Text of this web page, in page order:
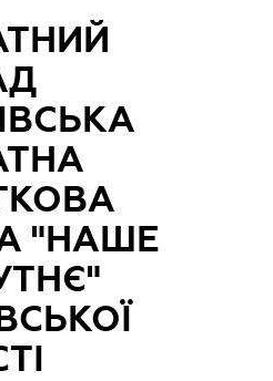
"НАШЕ